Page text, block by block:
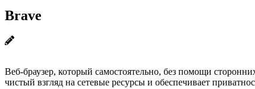
Brave
Веб-браузер, который самостоятельно, без помощи
чистый взгляд на сетевые ресурсы и обеспечивает